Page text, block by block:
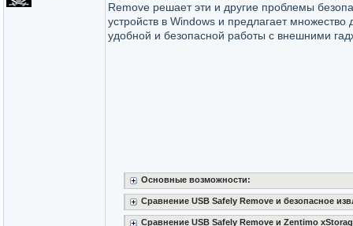
Remove решает эти и другие проблемы
устройств в Windows и предлагает множество
удобной и безопасной работы с внешними
Основные возможности:
Сравнение USB Safely Remove и безопасное
Сравнение USB Safely Remove и Zentimo